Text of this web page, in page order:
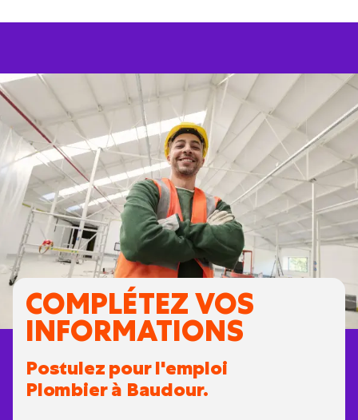
COMPLÉTEZ VOS
INFORMATIONS
Postulez pour l'emploi
Plombier à Baudour.